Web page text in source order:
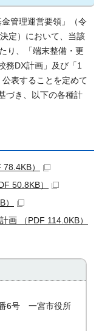
管理運営要領」（令
定）において、当該
り、「端末整備・更
務DX計画」及び「1
表することを定めて
づき、以下の各種計
）
50.8KB）
画 （PDF 114.0KB）
6号 一宮市役所